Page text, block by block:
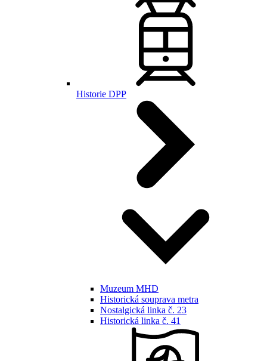
Historie DPP
Muzeum MHD
Historická souprava metra
Nostalgická linka č. 23
Historická linka č. 41